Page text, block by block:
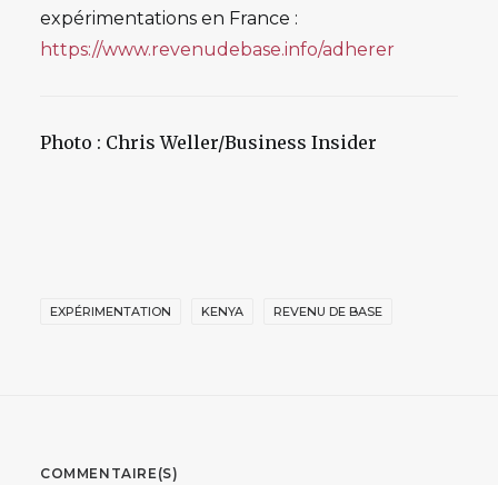
expérimentations en France :
https://www.revenudebase.info/adherer
Photo : Chris Weller/Business Insider
EXPÉRIMENTATION KENYA REVENU DE BASE
COMMENTAIRE(S)